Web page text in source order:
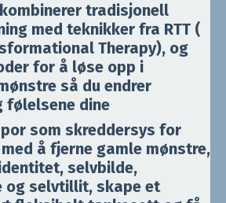
tradisjonell
med teknikker fra RTT (
Therapy), og
for å løse opp i
så du endrer
følelsene dine
som skreddersys for
å fjerne gamle mønstre,
selvbilde,
og selvtillit, skape et